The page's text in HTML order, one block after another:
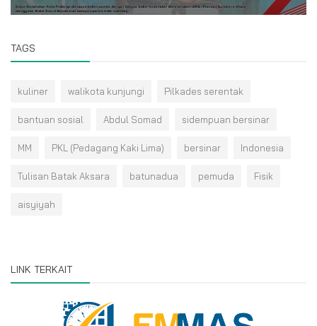
TAGS
kuliner walikota kunjungi Pilkades serentak
bantuan sosial Abdul Somad sidempuan bersinar
MM PKL (Pedagang Kaki Lima) bersinar Indonesia
Tulisan Batak Aksara batunadua pemuda Fisik
aisyiyah
LINK TERKAIT